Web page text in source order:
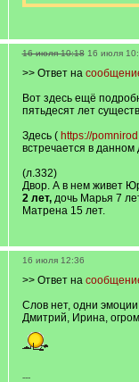
16 июля 10:18 16 июля
>> Ответ на
Вот здесь ещё
пятьдесят лет
Здесь ( https://
встречается в
(л.332)
Двор. А в нем живет
2 лет,дочь Марья 7
Матрена 15 лет.
16 июля 12:36
>> Ответ на
Слов нет, одни
Дмитрий, Ирина,
---